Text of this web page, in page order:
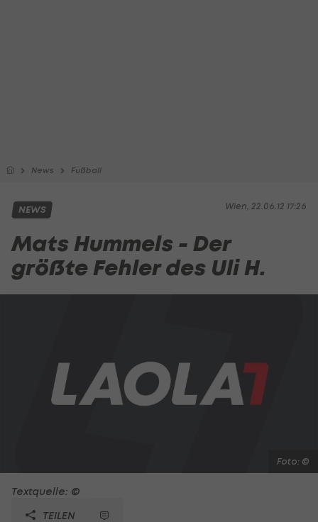
News Fußball
Wien, 22.06.12 17:26
NEWS
Mats Hummels - Der
größte Fehler des Uli H.
Foto: ©
Textquelle: ©
TEILEN